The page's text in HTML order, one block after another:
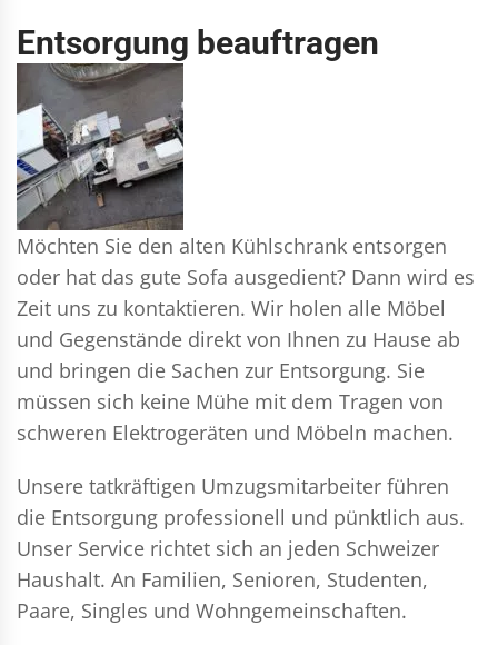
Entsorgung beauftragen
Möchten Sie den alten Kühlschrank entsorgen
oder hat das gute Sofa ausgedient? Dann wird es
Zeit uns zu kontaktieren. Wir holen alle Möbel
und Gegenstände direkt von Ihnen zu Hause ab
und bringen die Sachen zur Entsorgung. Sie
müssen sich keine Mühe mit dem Tragen von
schweren Elektrogeräten und Möbeln machen.
Unsere tatkräftigen Umzugsmitarbeiter führen
die Entsorgung professionell und pünktlich aus.
Unser Service richtet sich an jeden Schweizer
Haushalt. An Familien, Senioren, Studenten,
Paare, Singles und Wohngemeinschaften.